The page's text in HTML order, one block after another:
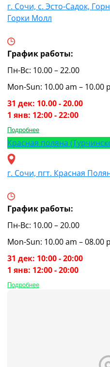
г. Сочи, с. Эсто-Садок,
Горки Молл
График работы:
Пн-Вс: 10.00 – 22.00
Mon-Sun: 10.00 am – 10.00
31 дек: 10.00 - 20.00
1 янв: 12:00 - 22:00
Подробнее
Красная поляна
г. Сочи, пгт. Красная
График работы:
Пн-Вс: 10.00 – 20.00
Mon-Sun: 10.00 am – 08.00
31 дек: 10:00 - 20:00
1 янв: 12:00 - 20:00
Подробнее